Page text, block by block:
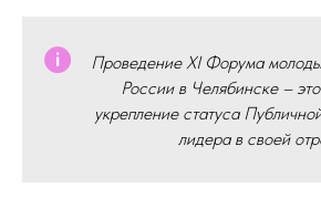
Проведение XI Форума
России в Челябинске –
укрепление статуса
лидера в своей